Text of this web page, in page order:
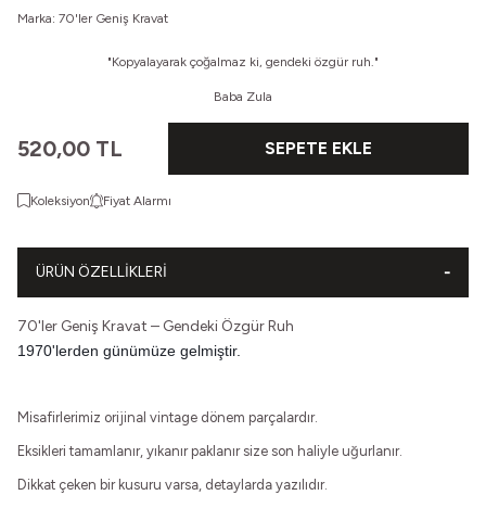
Marka: 70'ler Geniş Kravat
"Kopyalayarak çoğalmaz ki, gendeki özgür ruh."
Baba Zula
520,00 TL SEPETE EKLE
Koleksiyon Fiyat Alarmı
ÜRÜN ÖZELLIKLERI
70'ler Geniş Kravat – Gendeki Özgür Ruh
1970'lerden günümüze gelmiştir.
Misafirlerimiz orijinal vintage dönem parçalardır.
Eksikleri tamamlanır, yıkanır paklanır size son haliyle uğurlanır.
Dikkat çeken bir kusuru varsa, detaylarda yazılıdır.